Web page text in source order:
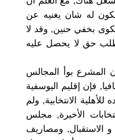
له شان يغنيه عن
بخفي حنين, وقد لا
حق لا يحصل عليه
المشرع بوأ المجالس
فإن إقليم اليوسفية
الانتخابية, ولم
الأخيرة, مجلس
الاستقبال, ومصاريف